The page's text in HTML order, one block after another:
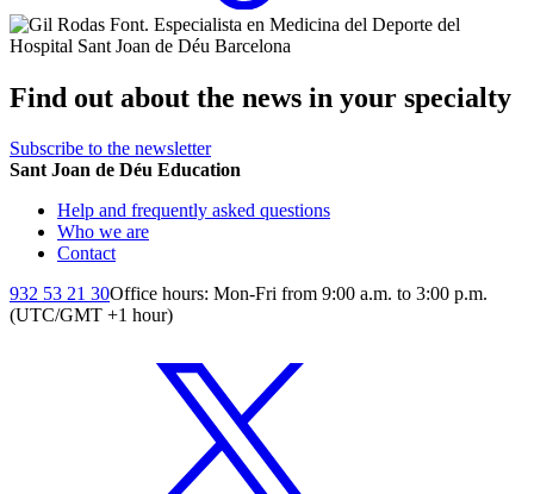
Find out about the news in your specialty
Subscribe to the newsletter
Sant Joan de Déu Education
Help and frequently asked questions
Who we are
Contact
932 53 21 30Office hours: Mon-Fri from 9:00 a.m. to 3:00 p.m.
(UTC/GMT +1 hour)